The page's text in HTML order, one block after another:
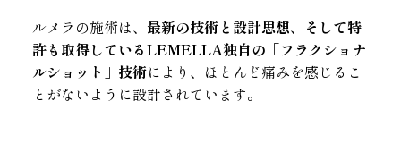
ルメラの施術は、 最新の技術と設計思想、そして特
許も取得しているLEMELLA独自の「フラクショナ
ルショット」技術により、ほとんど痛みを感じるこ
とがないように設計されています。